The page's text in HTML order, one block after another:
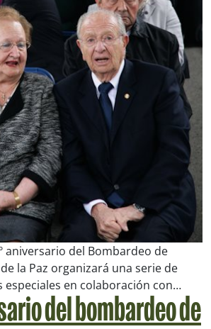
aniversario del Bombardeo de
la Paz organizará una serie de
especiales en colaboración con…
del bombardeo de